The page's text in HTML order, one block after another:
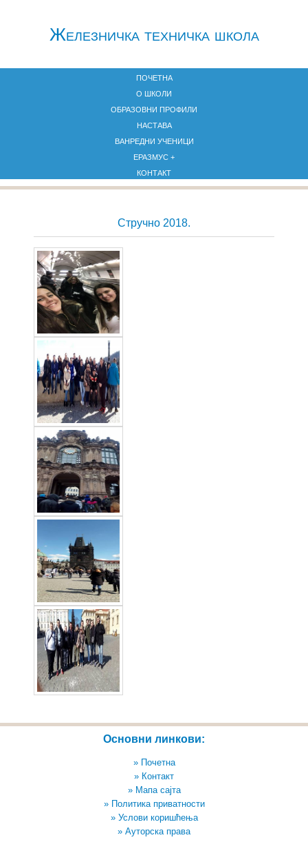
Железничкa техничка школа
ПОЧЕТНА
О ШКОЛИ
ОБРАЗОВНИ ПРОФИЛИ
НАСТАВА
ВАНРЕДНИ УЧЕНИЦИ
ЕРАЗМУС +
КОНТАКТ
Стручно 2018.
Основни линкови:
» Почетна
» Контакт
» Мапа сајта
» Политика приватности
» Услови коришћења
» Ауторска права